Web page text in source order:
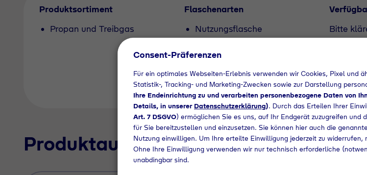
Produktsortiment
Propan und Treibgas
Flaschenarten
Nutzungsflasche
Bitte
+49
Produktauswahl
Consent-Präferenzen
Für ein optimales Webseiten-Erlebnis verwenden wir Cookies, Pixel und
Statistik-, Tracking- und Marketing-Zwecken sowie zur Darstellung
Ihre Endeinrichtung zu und verarbeiten personenbezogene Daten von
Details, in unserer Datenschutzerklärung). Durch das Erteilen Ihrer
Art. 7 DSGVO) ermöglichen Sie es uns, auf Ihr Endgerät zuzugreifen
für Sie bereitzustellen und einzusetzen. Sie können hier auch die
Nutzung einwilligen. Um Ihre erteilte Einwilligung jederzeit zu widerrufen,
Ohne Ihre Einwilligung verwenden wir nur technisch erforderliche
unabdingbar sind.